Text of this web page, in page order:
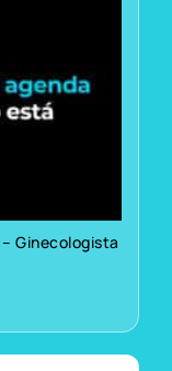
Ginecologista